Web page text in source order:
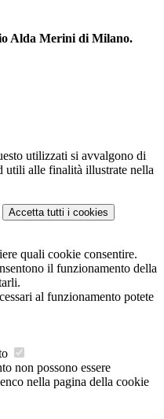
Alda Merini di Milano.
utilizzati si avvalgono di
utili alle finalità illustrate nella
Accetta tutti i cookies
quali cookie consentire.
il funzionamento della
al funzionamento potete
non possono essere
nella pagina della cookie